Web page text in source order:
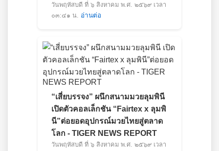
วันพฤหัสบดี ที่ ๖ สิงหาคม พ.ศ. ๒๕๖๙ เวลา
๐๓:๔๑ น. อ่านต่อ
“เสี่ยบรรจง” ผนึกสนามมวยลุมพินี
เปิดตัวคอลเล็กชัน “Fairtex x ลุมพิ
นี”ต่อยอดอุปกรณ์มวยไทยสู่ตลาด
โลก - TIGER NEWS REPORT
วันพฤหัสบดี ที่ ๖ สิงหาคม พ.ศ. ๒๕๖๙ เวลา